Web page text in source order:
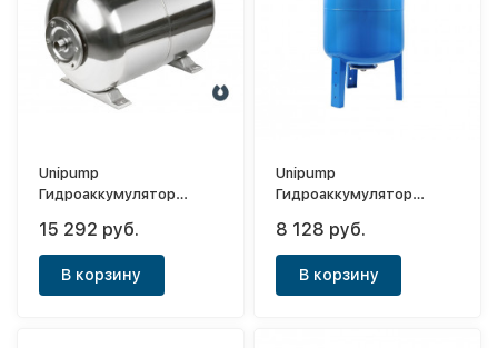
Unipump
Гидроаккумулятор
(мембрана EPDM,нерж.)
15 292 руб.
В корзину
Unipump
Гидроаккумулятор
(мембрана EPDM)
8 128 руб.
В корзину